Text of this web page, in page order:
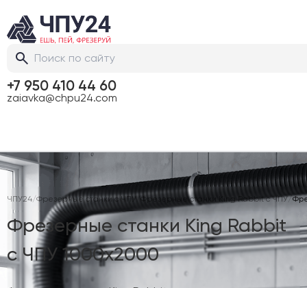
+7 950 410 44 60
zaiavka@chpu24.com
ЧПУ24/Фрезерные станки с ЧПУ/ Фрезерные станки King Rabbit с ЧПУ/
Фрезерные станки King Rabbit
с ЧПУ 1000х2000